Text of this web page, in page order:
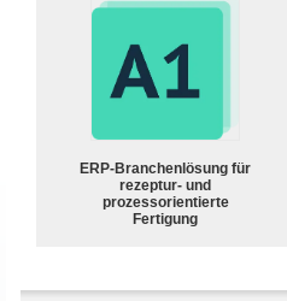
ERP-Branchenlösung für
rezeptur- und
prozessorientierte
Fertigung